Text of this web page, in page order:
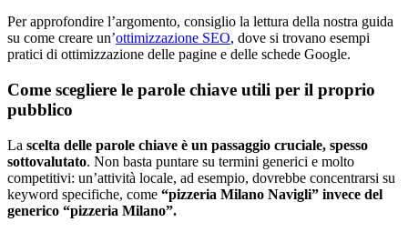
Per approfondire l’argomento, consiglio la lettura della nostra guida
su come creare un’ottimizzazione SEO, dove si trovano esempi
pratici di ottimizzazione delle pagine e delle schede Google.
Come scegliere le parole chiave utili per il proprio
pubblico
La scelta delle parole chiave è un passaggio cruciale, spesso
sottovalutato. Non basta puntare su termini generici e molto
competitivi: un’attività locale, ad esempio, dovrebbe concentrarsi su
keyword specifiche, come “pizzeria Milano Navigli” invece del
generico “pizzeria Milano”.